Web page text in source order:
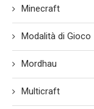
Minecraft
Modalità di Gioco
Mordhau
Multicraft